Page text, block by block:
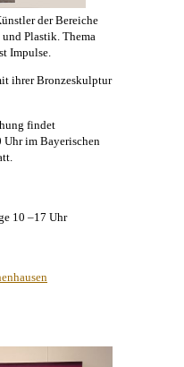
der Bereiche
Plastik. Thema
Impulse.
ihrer Bronzeskulptur
findet
Uhr im Bayerischen
10 –17 Uhr